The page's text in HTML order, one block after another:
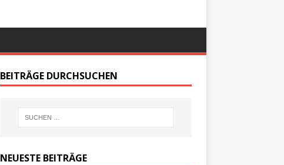
BEITRÄGE DURCHSUCHEN
NEUESTE BEITRÄGE